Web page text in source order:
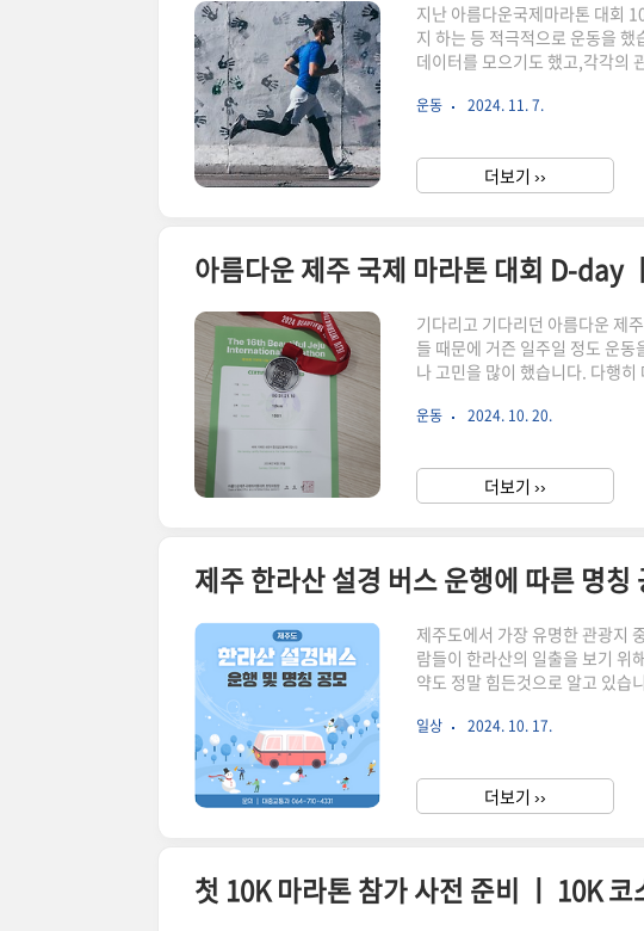
지난 아름다운국제마라톤 대회
지 하는 등 적극적으로 운동을
데이터를 모으기도 했고,각각의
을 하기 위해서 달리고 있었는지,
때문에 달리기를 시작 했을까?
합니다.키 170에 몸무게가 86kg
운동 2024. 11. 7.
더보기 ››
아름다운 제주 국제 마라톤 대회 D-day
기다리고 기다리던 아름다운 제
들 때문에 거즌 일주일 정도 운
나 고민을 많이 했습니다. 다행
좀 걱정이 됐습니다. 대략 4,000
착을 하니 플랜카드가 맞이해 주
는 김녕해수욕장에 주차를 했는
운동 2024. 10. 20.
더보기 ››
제주 한라산 설경 버스 운행에 따른 명칭
제주도에서 가장 유명한 관광지
람들이 한라산의 일출을 보기 위
약도 정말 힘든것으로 알고 있습
절 중 한라산을 오른다면 겨울에
공모한다는 소식이 있어 알려 드
니다.겨울 관광 활성화와 안전한
일상 2024. 10. 17.
더보기 ››
첫 10K 마라톤 참가 사전 준비 ㅣ 10K 코